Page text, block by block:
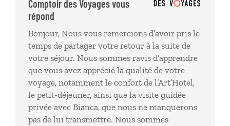
RAS
Comptoir des Voyages vous
répond
Bonjour, Nous vous remercions d’avoir pris le
temps de partager votre retour à la suite de
votre séjour. Nous sommes ravis d’apprendre
que vous avez apprécié la qualité de votre
voyage, notamment le confort de l’Art’Hotel,
le petit-déjeuner, ainsi que la visite guidée
privée avec Bianca, que nous ne manquerons
pas de lui transmettre. Nous sommes